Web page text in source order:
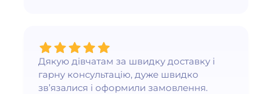
Дякую дівчатам за швидку доставку і
гарну консультацію, дуже швидко
зв’язалися і оформили замовлення.